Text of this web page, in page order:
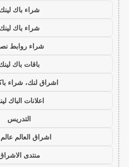
شراء باك لينك
شراء باك لينك
شراء روابط
باقات باك
اشراق لنك، شراء
اعلانات الباك
التدريس
اشراق العالم عالم
منتدى